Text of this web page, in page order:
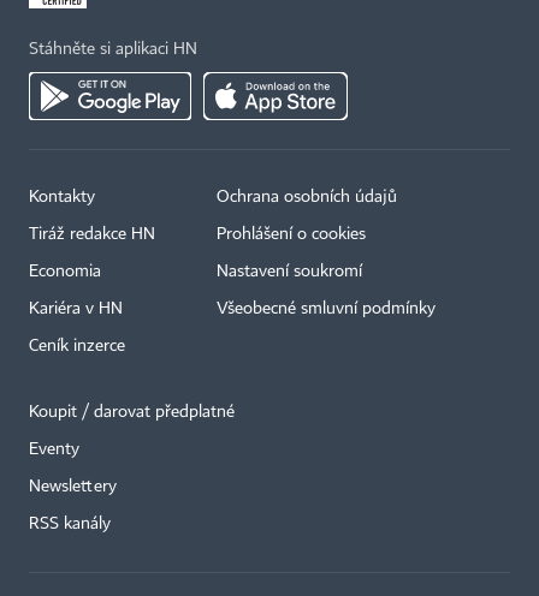
Stáhněte si aplikaci HN
Kontakty
Tiráž redakce HN
Economia
Kariéra v HN
Ceník inzerce
Ochrana osobních údajů
Prohlášení o cookies
Nastavení soukromí
Všeobecné smluvní podmínky
Koupit / darovat předplatné
Eventy
Newslettery
RSS kanály